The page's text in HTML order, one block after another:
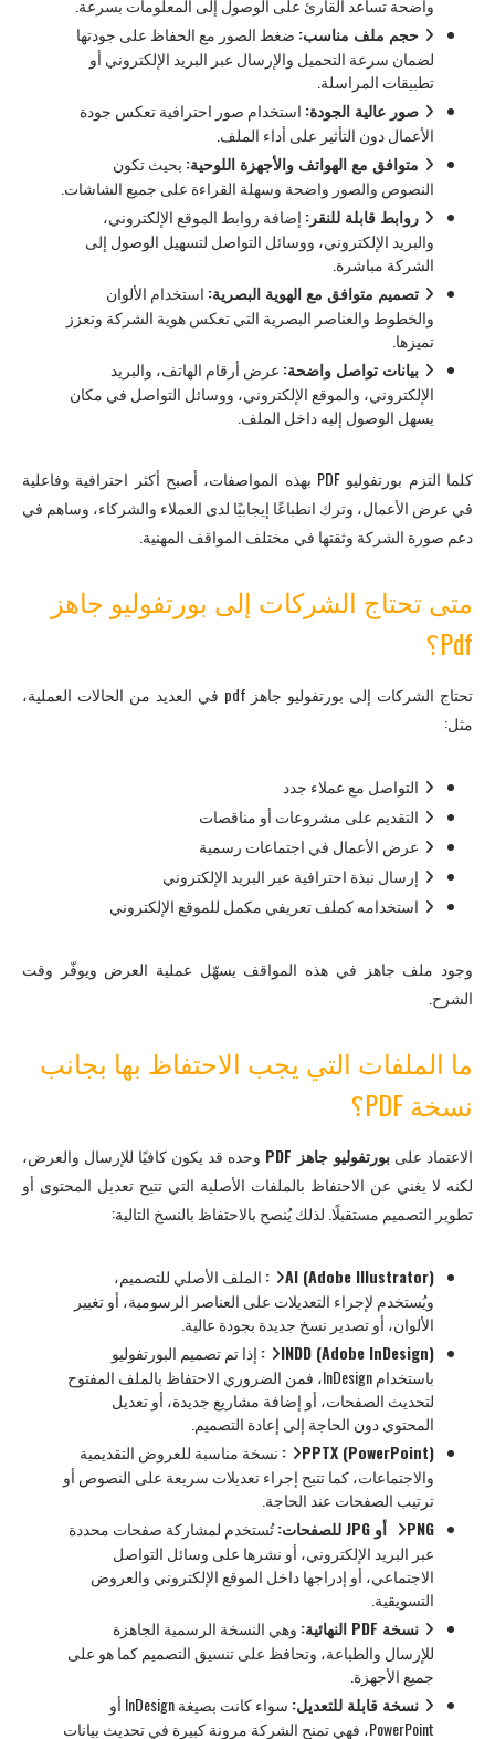
واضحة تساعد القارئ على الوصول إلى المعلومات بسرعة.
حجم ملف مناسب: ضغط الصور مع الحفاظ على جودتها
لضمان سرعة التحميل والإرسال عبر البريد الإلكتروني أو
تطبيقات المراسلة.
صور عالية الجودة: استخدام صور احترافية تعكس جودة
الأعمال دون التأثير على أداء الملف.
متوافق مع الهواتف والأجهزة اللوحية: بحيث تكون
النصوص والصور واضحة وسهلة القراءة على جميع الشاشات.
روابط قابلة للنقر: إضافة روابط الموقع الإلكتروني،
والبريد الإلكتروني، ووسائل التواصل لتسهيل الوصول إلى
الشركة مباشرة.
تصميم متوافق مع الهوية البصرية: استخدام الألوان
والخطوط والعناصر البصرية التي تعكس هوية الشركة وتعزز
تميزها.
بيانات تواصل واضحة: عرض أرقام الهاتف، والبريد
الإلكتروني، والموقع الإلكتروني، ووسائل التواصل في مكان
يسهل الوصول إليه داخل الملف.
كلما التزم بورتفوليو PDF بهذه المواصفات، أصبح أكثر احترافية وفاعلية
في عرض الأعمال، وترك انطباعًا إيجابيًا لدى العملاء والشركاء، وساهم في
دعم صورة الشركة وثقتها في مختلف المواقف المهنية.
متى تحتاج الشركات إلى بورتفوليو جاهز
Pdf؟
تحتاج الشركات إلى بورتفوليو جاهز pdf في العديد من الحالات العملية،
مثل:
التواصل مع عملاء جدد
التقديم على مشروعات أو مناقصات
عرض الأعمال في اجتماعات رسمية
إرسال نبذة احترافية عبر البريد الإلكتروني
استخدامه كملف تعريفي مكمل للموقع الإلكتروني
وجود ملف جاهز في هذه المواقف يسهّل عملية العرض ويوفّر وقت
الشرح.
ما الملفات التي يجب الاحتفاظ بها بجانب
نسخة PDF؟
الاعتماد على بورتفوليو جاهز PDF
وحده قد يكون كافيًا للإرسال والعرض،
لكنه لا يغني عن الاحتفاظ بالملفات الأصلية التي تتيح تعديل المحتوى أو
تطوير التصميم مستقبلًا. لذلك يُنصح بالاحتفاظ بالنسخ التالية:
AI (Adobe Illustrator):
الملف الأصلي للتصميم،
ويُستخدم لإجراء التعديلات على العناصر الرسومية، أو تغيير
الألوان، أو تصدير نسخ جديدة بجودة عالية.
INDD (Adobe InDesign):
إذا تم تصميم البورتفوليو
باستخدام InDesign، فمن الضروري الاحتفاظ بالملف المفتوح
لتحديث الصفحات، أو إضافة مشاريع جديدة، أو تعديل
المحتوى دون الحاجة إلى إعادة التصميم.
PPTX (PowerPoint):
نسخة مناسبة للعروض التقديمية
والاجتماعات، كما تتيح إجراء تعديلات سريعة على النصوص أو
ترتيب الصفحات عند الحاجة.
PNG أو JPG للصفحات:
تُستخدم لمشاركة صفحات محددة
عبر البريد الإلكتروني، أو نشرها على وسائل التواصل
الاجتماعي، أو إدراجها داخل الموقع الإلكتروني والعروض
التسويقية.
نسخة PDF النهائية:
وهي النسخة الرسمية الجاهزة
للإرسال والطباعة، وتحافظ على تنسيق التصميم كما هو على
جميع الأجهزة.
نسخة قابلة للتعديل:
سواء كانت بصيغة InDesign أو
PowerPoint، فهي تمنح الشركة مرونة كبيرة في تحديث بيانات